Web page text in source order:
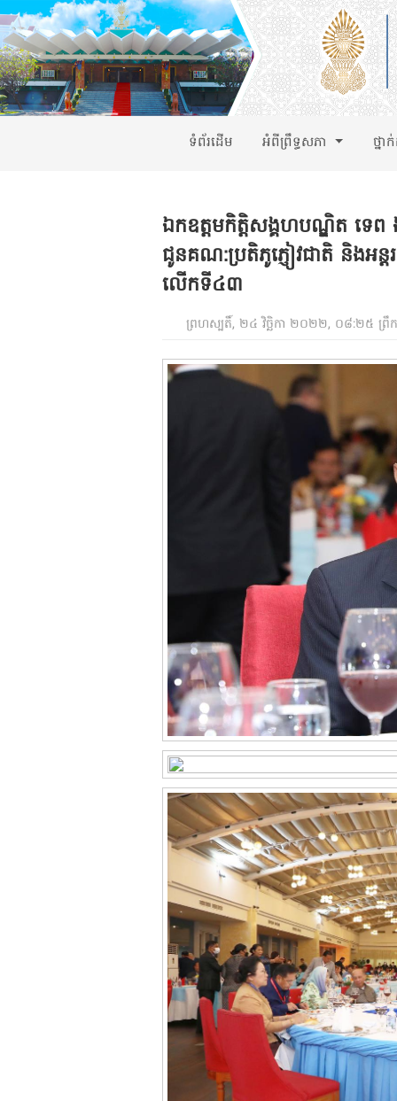
ទំព័រដើម អំពីព្រឹទ្ធសភា ថ្ន
ឯកឧត្តមកិត្តិសង្គហបណ្ឌិត ទ
ជូនគណ:ប្រតិភូភ្ញៀវជាតិ និងអន្ត
លើកទី៤៣
ព្រហស្បតិ៍, ២៤ វិច្ឆិកា ២០២២, ០៨:២៥ ព្រឹក